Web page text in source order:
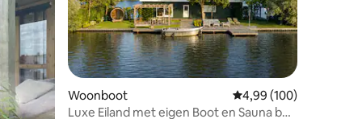
Woonboot Gemiddelde
4,99 (100)
Luxe Eiland met eigen Boot en Sauna bij